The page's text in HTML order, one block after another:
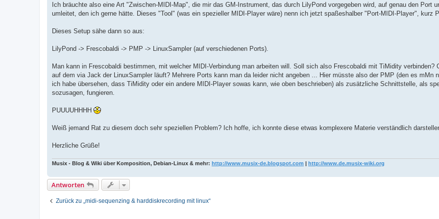
Ich bräuchte also eine Art "Zwischen-MIDI-Map", die mir das GM-Instrument, das durch LilyPond vorgegeben wird, auf genau den Port
umleitet, den ich gerne hätte. Dieses "Tool" (was ein spezieller MIDI-Player wäre) nenn ich jetzt spaßeshalber "Port-MIDI-Player", kurz
Dieses Setup sähe dann so aus:
LilyPond -> Frescobaldi -> PMP -> LinuxSampler (auf verschiedenen Ports).
Man kann in Frescobaldi bestimmen, mit welcher MIDI-Verbindung man arbeiten will. Soll sich also Frescobaldi mit TiMidity verbinden?
auf dem via Jack der LinuxSampler läuft? Mehrere Ports kann man da leider nicht angeben ... Hier müsste also der PMP (den es mMn
ich habe übersehen, dass TiMidity oder ein andere MIDI-Player sowas kann, wie oben beschrieben) als zusätzliche Schnittstelle, als
sozusagen, fungieren.
PUUUUHHHH
Weiß jemand Rat zu diesem doch sehr speziellen Problem? Ich hoffe, ich konnte diese etwas komplexere Materie verständlich
Herzliche Grüße!
Musix - Blog & Wiki über Komposition, Debian-Linux & mehr: http://www.musix-de.blogspot.com http://www.de.musix-wiki.org
Antworten
Zurück zu „midi-sequenzing & harddiskrecording mit linux“